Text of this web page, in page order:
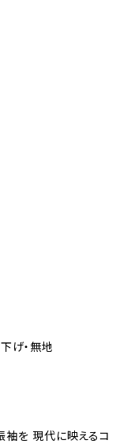
げ・無地
袖を 現代に映えるコ